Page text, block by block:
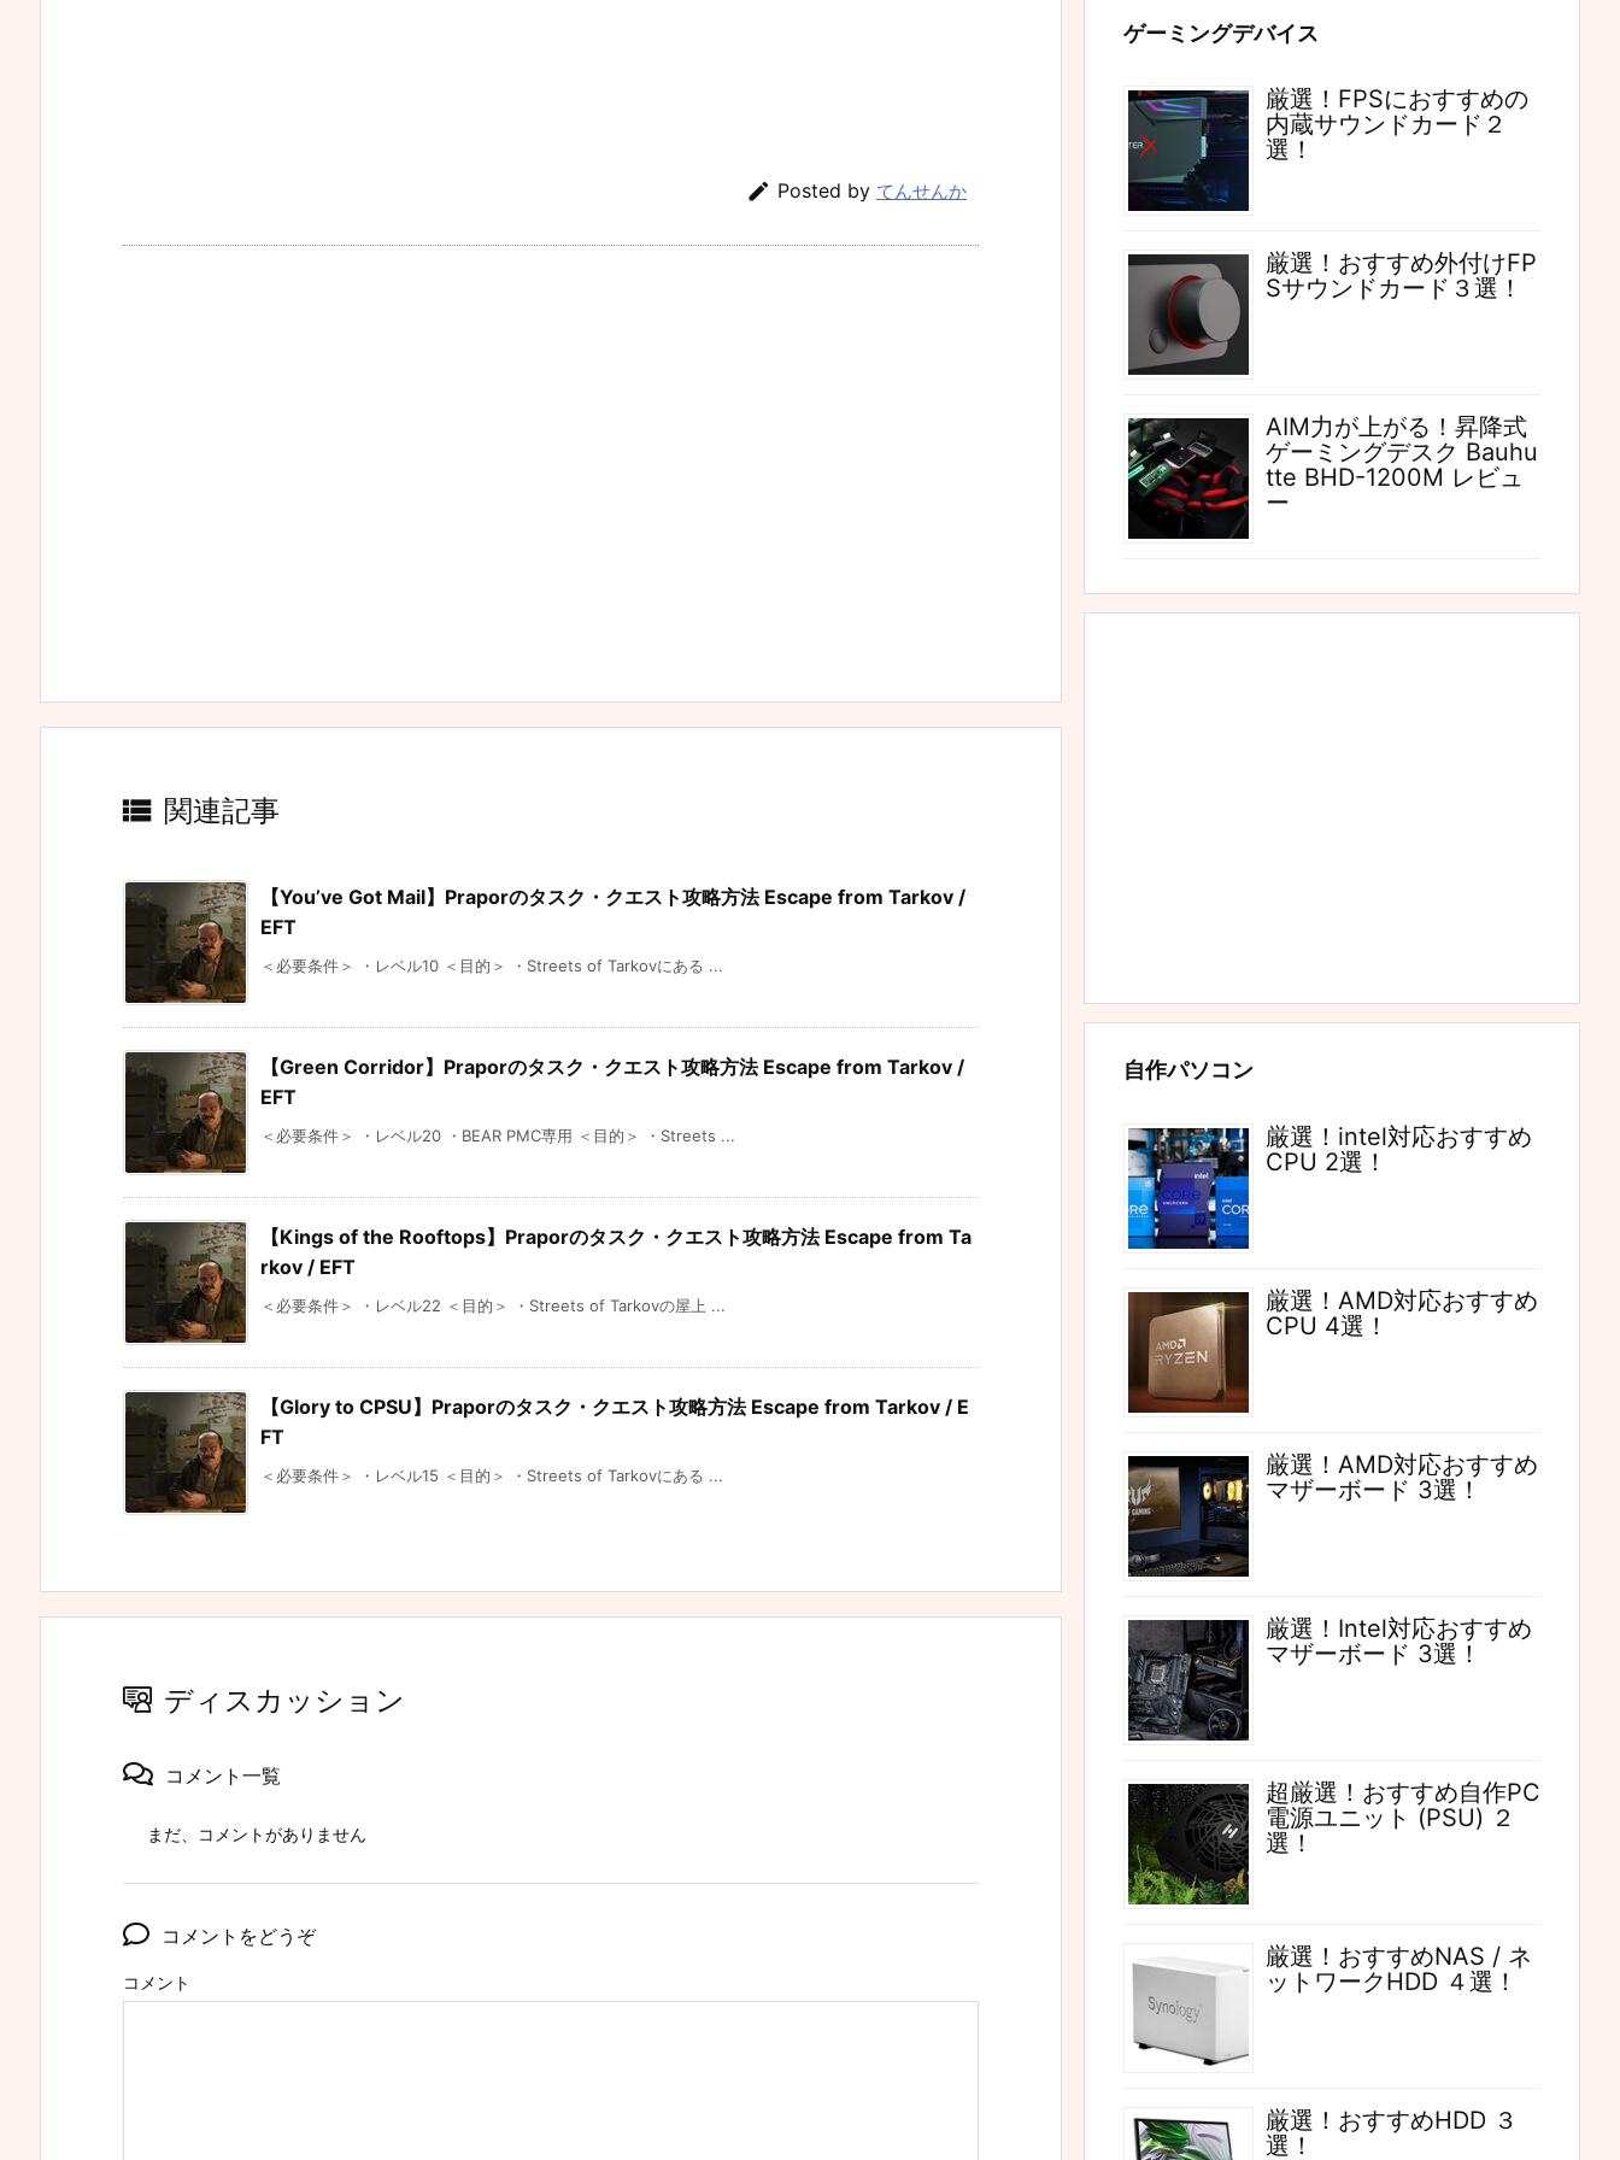
 Posted by てんせんか
 関連記事
【You’ve Got Mail】Praporのタスク・クエスト攻略方法 Escape from Tarkov /
EFT
＜必要条件＞ ・レベル10 ＜目的＞ ・Streets of Tarkovにある ...
【Green Corridor】Praporのタスク・クエスト攻略方法 Escape from Tarkov /
EFT
＜必要条件＞ ・レベル20 ・BEAR PMC専用 ＜目的＞ ・Streets ...
【Kings of the Rooftops】Praporのタスク・クエスト攻略方法 Escape from Ta
rkov / EFT
＜必要条件＞ ・レベル22 ＜目的＞ ・Streets of Tarkovの屋上 ...
【Glory to CPSU】Praporのタスク・クエスト攻略方法 Escape from Tarkov / E
FT
＜必要条件＞ ・レベル15 ＜目的＞ ・Streets of Tarkovにある ...
ディスカッション
コメント一覧
まだ、コメントがありません
コメントをどうぞ
コメント
ゲーミングデバイス
厳選！FPSにおすすめの
内蔵サウンドカード２
選！
厳選！おすすめ外付けFP
Sサウンドカード３選！
AIM力が上がる！昇降式
ゲーミングデスク Bauhu
tte BHD-1200M レビュ
ー
自作パソコン
厳選！intel対応おすすめ
CPU 2選！
厳選！AMD対応おすすめ
CPU 4選！
厳選！AMD対応おすすめ
マザーボード 3選！
厳選！Intel対応おすすめ
マザーボード 3選！
超厳選！おすすめ自作PC
電源ユニット (PSU) ２
選！
厳選！おすすめNAS / ネ
ットワークHDD ４選！
厳選！おすすめHDD ３
選！